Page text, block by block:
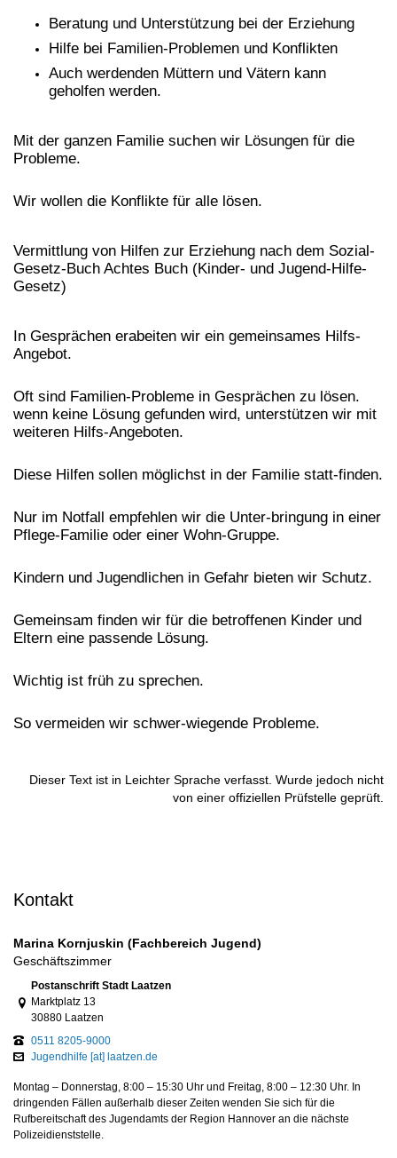
Beratung und Unterstützung bei der Erziehung
Hilfe bei Familien-Problemen und Konflikten
Auch werdenden Müttern und Vätern kann
geholfen werden.
Mit der ganzen Familie suchen wir Lösungen für die
Probleme.
Wir wollen die Konflikte für alle lösen.
Vermittlung von Hilfen zur Erziehung nach dem Sozial-
Gesetz-Buch Achtes Buch (Kinder- und Jugend-Hilfe-
Gesetz)
In Gesprächen erabeiten wir ein gemeinsames Hilfs-
Angebot.
Oft sind Familien-Probleme in Gesprächen zu lösen.
wenn keine Lösung gefunden wird, unterstützen wir mit
weiteren Hilfs-Angeboten.
Diese Hilfen sollen möglichst in der Familie statt-finden.
Nur im Notfall empfehlen wir die Unter-bringung in einer
Pflege-Familie oder einer Wohn-Gruppe.
Kindern und Jugendlichen in Gefahr bieten wir Schutz.
Gemeinsam finden wir für die betroffenen Kinder und
Eltern eine passende Lösung.
Wichtig ist früh zu sprechen.
So vermeiden wir schwer-wiegende Probleme.
Dieser Text ist in Leichter Sprache verfasst. Wurde jedoch nicht
von einer offiziellen Prüfstelle geprüft.
Kontakt
Marina Kornjuskin (Fachbereich Jugend)
Geschäftszimmer
Link zur Google-Maps Navigation
Postanschrift Stadt Laatzen
Marktplatz 13
30880 Laatzen
0511 8205-9000
Jugendhilfe [at] laatzen.de
Montag – Donnerstag, 8:00 – 15:30 Uhr und Freitag, 8:00 – 12:30 Uhr. In
dringenden Fällen außerhalb dieser Zeiten wenden Sie sich für die
Rufbereitschaft des Jugendamts der Region Hannover an die nächste
Polizeidienststelle.